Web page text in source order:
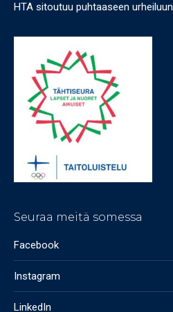
HTA sitoutuu puhtaaseen urheiluun
Seuraa meitä somessa
Facebook
Instagram
LinkedIn